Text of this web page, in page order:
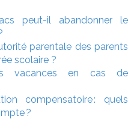
peut-il abandonner le
parentale des parents
scolaire ?
vacances en cas de
compensatoire : quels
?